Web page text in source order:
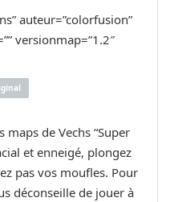
auteur=”colorfusion”
versionmap=”1.2″
maps de Vechs “Super
et enneigé, plongez
pas vos moufles. Pour
déconseille de jouer à